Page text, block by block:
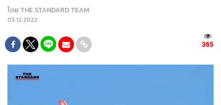
โดย THE STANDARD TEAM
03.12.2022
365